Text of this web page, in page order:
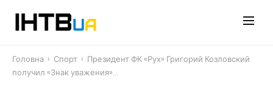
Головна › Спорт › Президент ФК «Рух» Григорий Козловский
получил «Знак уважения»…